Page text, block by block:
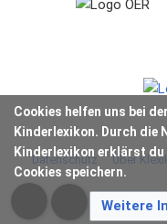
Cookies helfen uns bei
Kinderlexikon. Durch die
Kinderlexikon erklärst
Cookies speichern.
Weitere
Datenschutz Über